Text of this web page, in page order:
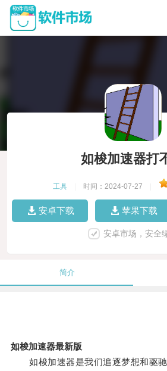
如梭加速器打
工具 时间：2024-07-27
安卓下载 苹果下载
安卓市场，安全
简介
如梭加速器最新版
如梭加速器是我们追逐梦想和驱驰